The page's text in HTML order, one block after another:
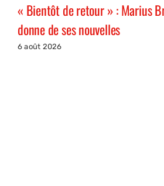
« Bientôt de retour » : Marius
donne de ses nouvelles
6 août 2026